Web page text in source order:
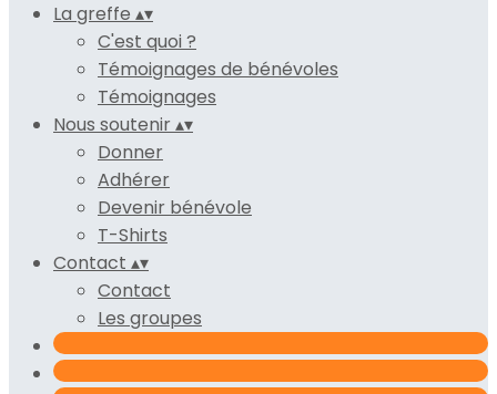
La greffe ▴▾
C'est quoi ?
Témoignages de bénévoles
Témoignages
Nous soutenir▴▾
Donner
Adhérer
Devenir bénévole
T-Shirts
Contact ▴▾
Contact
Les groupes